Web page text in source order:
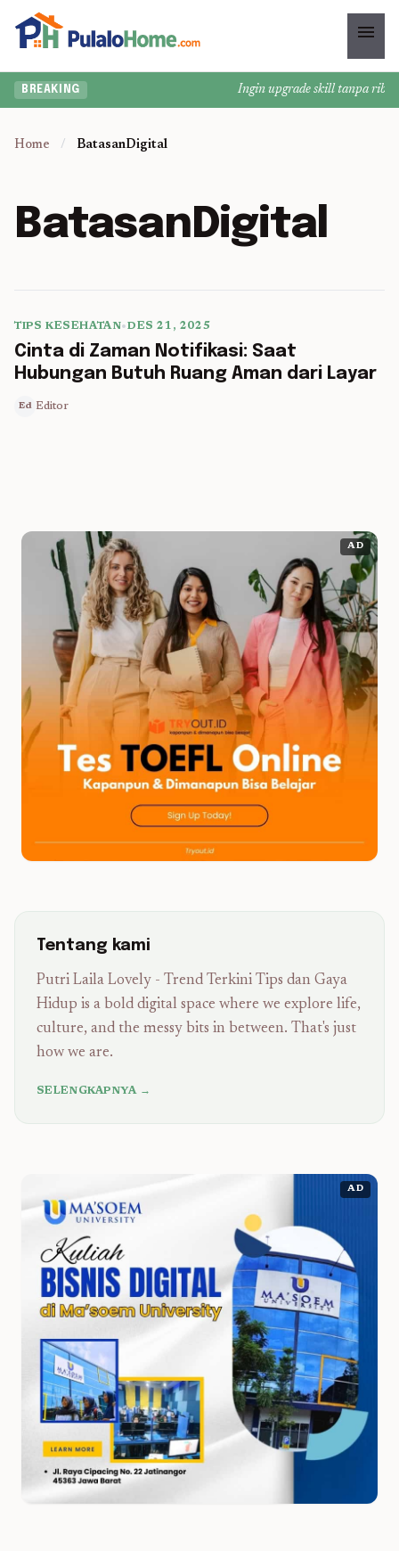
menu
BREAKING Ingin upgrade skill tanpa
Home / BatasanDigital
BatasanDigital
TIPS KESEHATAN•DES 21, 2025
Cinta di Zaman Notifikasi: Saat
Hubungan Butuh Ruang Aman dari Layar
Ed Editor
AD
Tentang kami
Putri Laila Lovely - Trend Terkini Tips dan Gaya
Hidup is a bold digital space where we explore life,
culture, and the messy bits in between. That's just
how we are.
SELENGKAPNYA →
AD